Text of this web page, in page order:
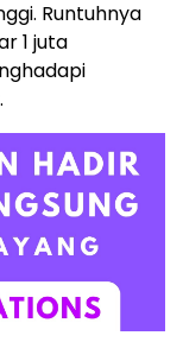
Runtuhnya
1 juta